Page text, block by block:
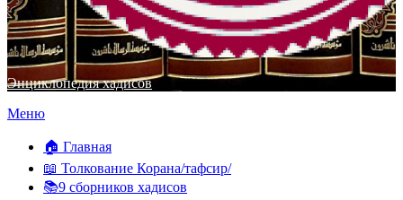
Энциклопедия хадисов
Перейти
содержимому
Меню
🏠 Главная
📖 Толкование Корана/тафсир/
📚9 сборников хадисов